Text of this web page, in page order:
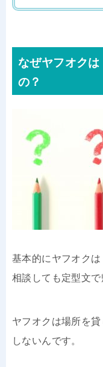
なぜヤフオク
の？
基本的にヤフオクは
相談しても定型文で
ヤフオクは場所を
しないんです。